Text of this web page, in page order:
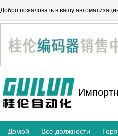
Добро пожаловать в вашу
Домой Все должности